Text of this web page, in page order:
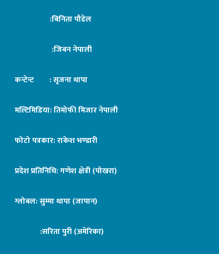
:बिनिता पौडेल
:जिबन नेपाली
कन्टेन्ट : सृजना थापा
मल्टिमिडिया: तिमोफी मिजार नेपाली
फोटो पत्रकार: राकेश भण्डारी
प्रदेश प्रतिनिधि: गणेश क्षेत्री (पोखरा)
ग्लोबल: सुम्मा थापा (जापान)
:सरिता पुरी (अमेरिका)